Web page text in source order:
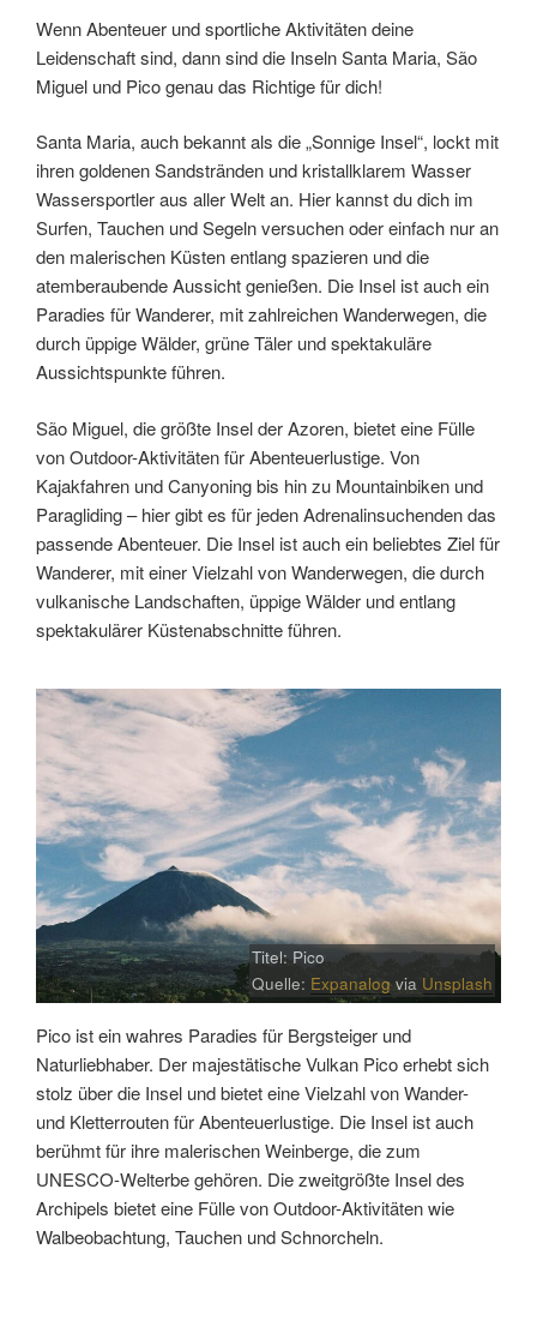
Wenn Abenteuer und sportliche Aktivitäten deine
Leidenschaft sind, dann sind die Inseln Santa Maria, São
Miguel und Pico genau das Richtige für dich!
Santa Maria, auch bekannt als die „Sonnige Insel“, lockt mit
ihren goldenen Sandstränden und kristallklarem Wasser
Wassersportler aus aller Welt an. Hier kannst du dich im
Surfen, Tauchen und Segeln versuchen oder einfach nur an
den malerischen Küsten entlang spazieren und die
atemberaubende Aussicht genießen. Die Insel ist auch ein
Paradies für Wanderer, mit zahlreichen Wanderwegen, die
durch üppige Wälder, grüne Täler und spektakuläre
Aussichtspunkte führen.
São Miguel, die größte Insel der Azoren, bietet eine Fülle
von Outdoor-Aktivitäten für Abenteuerlustige. Von
Kajakfahren und Canyoning bis hin zu Mountainbiken und
Paragliding – hier gibt es für jeden Adrenalinsuchenden das
passende Abenteuer. Die Insel ist auch ein beliebtes Ziel für
Wanderer, mit einer Vielzahl von Wanderwegen, die durch
vulkanische Landschaften, üppige Wälder und entlang
spektakulärer Küstenabschnitte führen.
Titel: Pico
Quelle: Expanalogvia Unsplash
Pico ist ein wahres Paradies für Bergsteiger und
Naturliebhaber. Der majestätische Vulkan Pico erhebt sich
stolz über die Insel und bietet eine Vielzahl von Wander-
und Kletterrouten für Abenteuerlustige. Die Insel ist auch
berühmt für ihre malerischen Weinberge, die zum
UNESCO-Welterbe gehören. Die zweitgrößte Insel des
Archipels bietet eine Fülle von Outdoor-Aktivitäten wie
Walbeobachtung, Tauchen und Schnorcheln.